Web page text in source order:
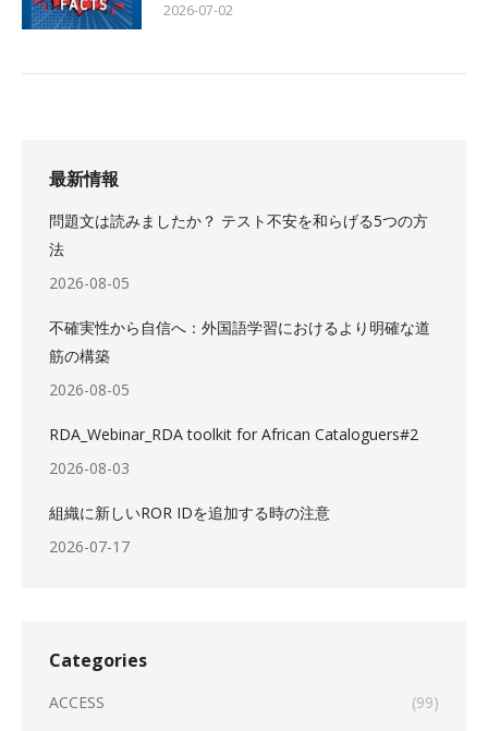
2026-07-02
最新情報
問題文は読みましたか？ テスト不安を和らげる5つの方
法
2026-08-05
不確実性から自信へ：外国語学習におけるより明確な道
筋の構築
2026-08-05
RDA_Webinar_RDA toolkit for African Cataloguers#2
2026-08-03
組織に新しいROR IDを追加する時の注意
2026-07-17
Categories
ACCESS
(99)